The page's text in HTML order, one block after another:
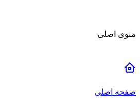
منوی اصلی
صفحه اصلی